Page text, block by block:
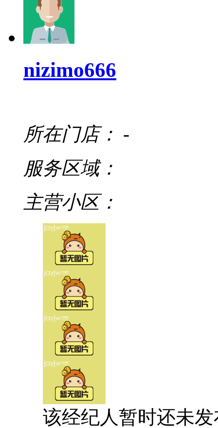
nizimo666
所在门店： -
服务区域：
主营小区：
该经纪人暂时还未